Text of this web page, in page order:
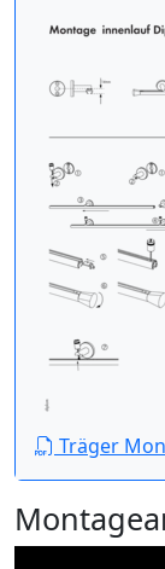
Träger